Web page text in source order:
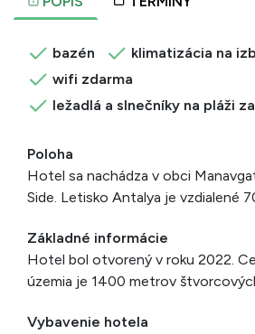
bazén
klimatizácia na
wifi zdarma
ležadlá a slnečníky na pláži
Poloha
Hotel sa nachádza v obci
Side. Letisko Antalya je vzdialené
Základné informácie
Hotel bol otvorený v roku 2022.
územia je 1400 metrov
Vybavenie hotela